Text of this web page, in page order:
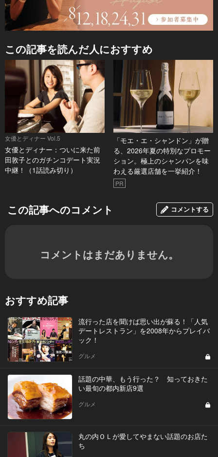
この記事を読んだ人におすすめ
女優とディナー Vol.5
女優とディナー：ついに来た前
田敦子とのガチンコデート実況
中継！（1話読み切り）
「モエ・エ・シャンドン」が贈
る、2026年夏の特別なプロモー
ション。極上のシャンパンを味
わえる厳選店舗を一挙紹介！
PR
この記事へのコメント コメントする
コメントはまだありません。
おすすめ記事
流行った店を聞けば思い出が蘇る！「人気
デートレストラン」を2008年からプレイバ
ック！
グルメ
話題の中華、もう行った？ 知っておきた
い最旬の都内新店9選
グルメ
丸の内ＯＬが愛してやまない話題のお店た
ち